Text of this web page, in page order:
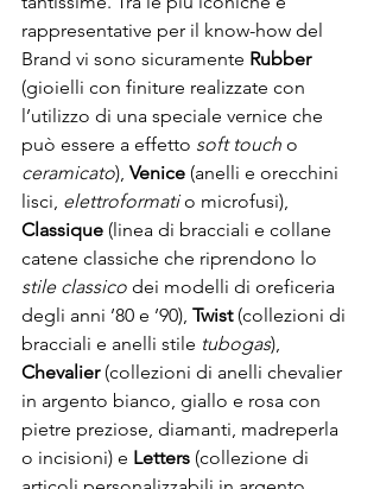
rappresentative per il know-how del
Brand vi sono sicuramente Rubber
(gioielli con finiture realizzate con
l’utilizzo di una speciale vernice che
può essere a effetto soft touch o
ceramicato), Venice (anelli e orecchini
lisci, elettroformati o microfusi),
Classique (linea di bracciali e collane
catene classiche che riprendono lo
stile classico dei modelli di oreficeria
degli anni ’80 e ’90), Twist (collezioni di
bracciali e anelli stile tubogas),
Chevalier (collezioni di anelli chevalier
in argento bianco, giallo e rosa con
pietre preziose, diamanti, madreperla
o incisioni) e Letters (collezione di